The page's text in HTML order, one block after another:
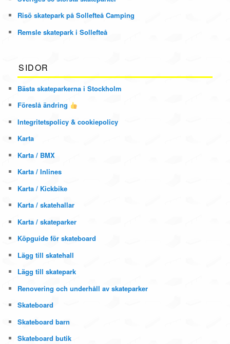
Risö skatepark på Sollefteå Camping
Remsle skatepark i Sollefteå
SIDOR
Bästa skateparkerna i Stockholm
Föreslå ändring
Integritetspolicy & cookiepolicy
Karta
Karta / BMX
Karta / Inlines
Karta / Kickbike
Karta / skatehallar
Karta / skateparker
Köpguide för skateboard
Lägg till skatehall
Lägg till skatepark
Renovering och underhåll av skateparker
Skateboard
Skateboard barn
Skateboard butik